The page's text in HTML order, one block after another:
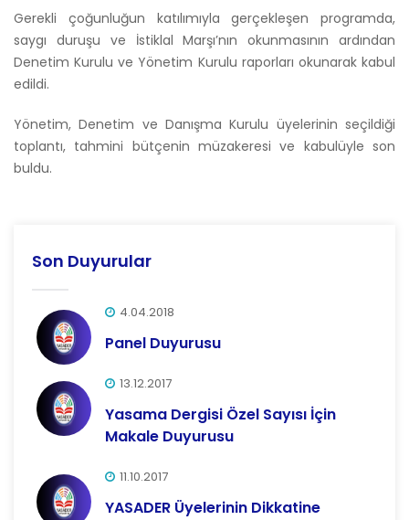
Gerekli çoğunluğun katılımıyla gerçekleşen programda,
saygı duruşu ve İstiklal Marşı’nın okunmasının ardından
Denetim Kurulu ve Yönetim Kurulu raporları okunarak kabul
edildi.
Yönetim, Denetim ve Danışma Kurulu üyelerinin seçildiği
toplantı, tahmini bütçenin müzakeresi ve kabulüyle son
buldu.
Son Duyurular
4.04.2018
Panel Duyurusu
13.12.2017
Yasama Dergisi Özel Sayısı İçin
Makale Duyurusu
11.10.2017
YASADER Üyelerinin Dikkatine